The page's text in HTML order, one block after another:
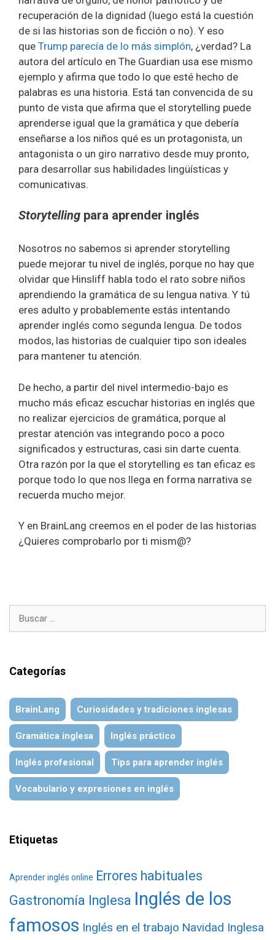
recuperación de la dignidad (luego está la cuestión
de si las historias son de ficción o no). Y eso
que Trump parecía de lo más simplón, ¿verdad? La
autora del artículo en The Guardian usa ese mismo
ejemplo y afirma que todo lo que esté hecho de
palabras es una historia. Está tan convencida de su
punto de vista que afirma que el storytelling puede
aprenderse igual que la gramática y que debería
enseñarse a los niños qué es un protagonista, un
antagonista o un giro narrativo desde muy pronto,
para desarrollar sus habilidades lingüísticas y
comunicativas.
Storytelling para aprender inglés
Nosotros no sabemos si aprender storytelling
puede mejorar tu nivel de inglés, porque no hay que
olvidar que Hinsliff habla todo el rato sobre niños
aprendiendo la gramática de su lengua nativa. Y tú
eres adulto y probablemente estás intentando
aprender inglés como segunda lengua. De todos
modos, las historias de cualquier tipo son ideales
para mantener tu atención.
De hecho, a partir del nivel intermedio-bajo es
mucho más eficaz escuchar historias en inglés que
no realizar ejercicios de gramática, porque al
prestar atención vas integrando poco a poco
significados y estructuras, casi sin darte cuenta.
Otra razón por la que el storytelling es tan eficaz es
porque todo lo que nos llega en forma narrativa se
recuerda mucho mejor.
Y en BrainLang creemos en el poder de las historias
¿Quieres comprobarlo por ti mism@?
Categorías
BrainLang Curiosidades y tradiciones inglesas
Gramática inglesa Inglés práctico
Inglés profesional Tips para aprender inglés
Vocabulario y expresiones en inglés
Etiquetas
Aprender inglés online Errores habituales
Gastronomía Inglesa Inglés de los
famosos Inglés en el trabajo Navidad Inglesa